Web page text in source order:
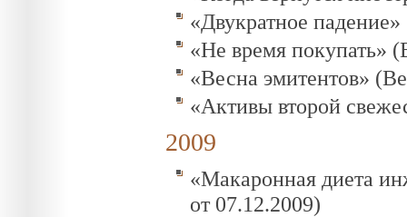
«Двукратное
«Не время покупать»
«Весна эмитентов»
«Активы второй
2009
«Макаронная диета
от 07.12.2009)